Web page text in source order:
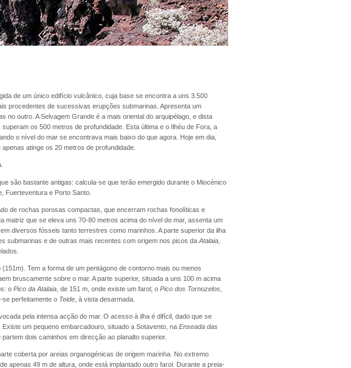
de um único edifício vulcânico, cuja base se encontra a uns 3.500
procedentes de sucessivas erupções submarinas. Apresenta um
no outro. A Selvagem Grande é a mais oriental do arquipélago, e dista
os 500 metros de profundidade. Esta última e o Ilhéu de Fora, a
o nível do mar se encontrava mais baixo do que agora. Hoje em dia,
atinge os 20 metros de profundidade.
são bastante antigas: calcula-se que terão emergido durante o Miocénico
Fuerteventura e Porto Santo.
de rochas porosas compactas, que encerram rochas fonolíticas e
que se eleva uns 70-80 metros acima do nível do mar, assenta um
diversos fósseis tanto terrestres como marinhos. A parte superior da ilha
submarinas e de outras mais recentes com origem nos picos da Atalaia,
Tem a forma de um pentágono de contorno mais ou menos
bruscamente sobre o mar. A parte superior, situada a uns 100 m acima
o Pico da Atalaia , de 151 m, onde existe um farol; o Pico dos Tornozelos
se perfeitamente o Teide , à vista desarmada.
pela intensa acção do mar. O acesso à ilha é difícil, dado que se
um pequeno embarcadouro, situado a Sotavento, na Enseada das
dois caminhos em direcção ao planalto superior.
coberta por areias organogénicas de origem marinha. No extremo
apenas 49 m de altura, onde está implantado outro farol. Durante a preia-